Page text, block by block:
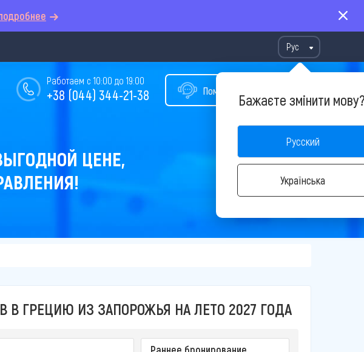
Рус
Бажаєте змінити
Русский
Українська
Помощь в подборе тура
Работаем с 10:00 до 19:00
+38 (044) 344-21-38
ЦЕНЕ,
В ГРЕЦИЮ ИЗ ЗАПОРОЖЬЯ НА ЛЕТО 2027 ГОДА
Раннее бронирование